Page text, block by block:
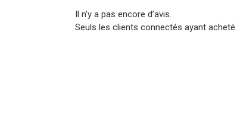
Il n’y a pas encore d’avis.
Seuls les clients connectés ayant